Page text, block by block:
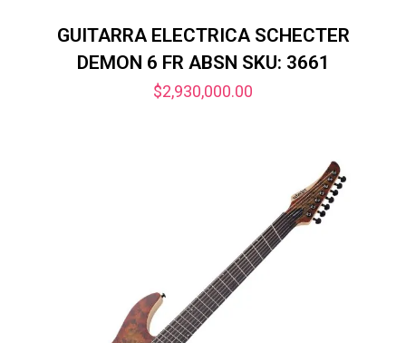
GUITARRA ELECTRICA SCHECTER
DEMON 6 FR ABSN SKU: 3661
$2,930,000.00